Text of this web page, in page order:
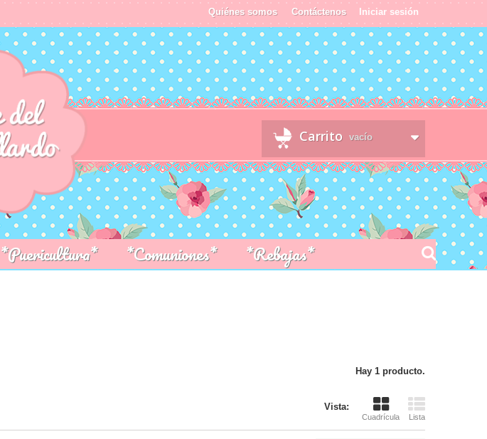
Iniciar sesión
Quiénes somos Contáctenos
Carrito vacío
*Puericultura* *Comuniones* *Rebajas*
Hay 1 producto.
Vista:
Cuadrícula Lista